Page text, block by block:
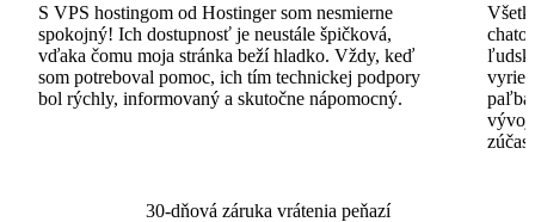
S VPS hostingom od Hostinger som nesmierne
spokojný! Ich dostupnosť je neustále špičková,
vďaka čomu moja stránka beží hladko. Vždy, keď
som potreboval pomoc, ich tím technickej podpory
bol rýchly, informovaný a skutočne nápomocný.
30-dňová záruka vrátenia peňazí